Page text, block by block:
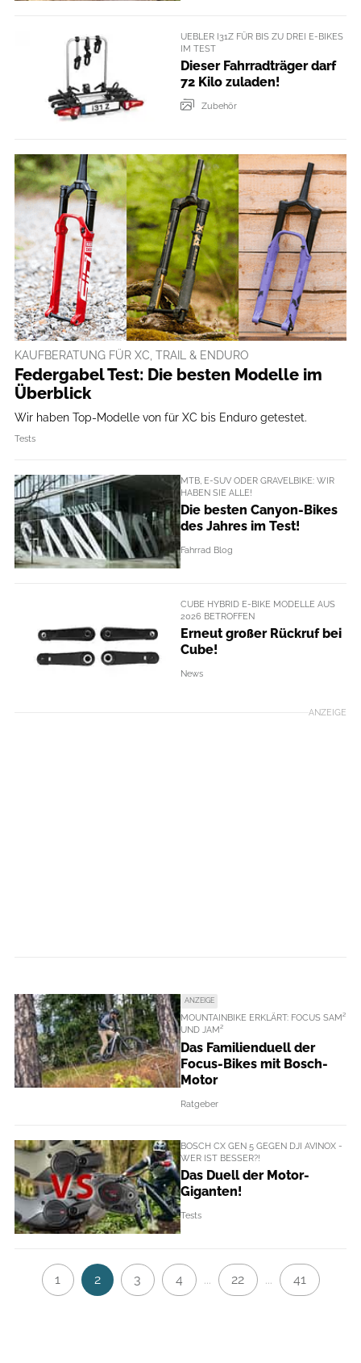
UEBLER I31Z FÜR BIS ZU DREI E-BIKES
IM TEST
Dieser Fahrradträger darf
72 Kilo zuladen!
Zubehör
KAUFBERATUNG FÜR XC, TRAIL & ENDURO
Federgabel Test: Die besten Modelle im
Überblick
Wir haben Top-Modelle von für XC bis Enduro getestet.
Tests
MTB, E-SUV ODER GRAVELBIKE: WIR
HABEN SIE ALLE!
Die besten Canyon-Bikes
des Jahres im Test!
Fahrrad Blog
CUBE HYBRID E-BIKE MODELLE AUS
2026 BETROFFEN
Erneut großer Rückruf bei
Cube!
News
ANZEIGE
ANZEIGE
MOUNTAINBIKE ERKLÄRT: FOCUS SAM²
UND JAM²
Das Familienduell der
Focus-Bikes mit Bosch-
Motor
Ratgeber
BOSCH CX GEN 5 GEGEN DJI AVINOX -
WER IST BESSER?!
Das Duell der Motor-
Giganten!
Tests
1 2 3 4 22 41